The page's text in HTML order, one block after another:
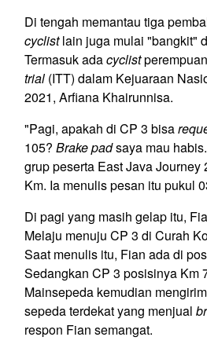
Di tengah memantau tiga
cyclistlain juga mulai "bangkit"
Termasuk adacyclist
trial (ITT) dalam Kejuaraan
2021, Arfiana Khairunnisa.
"Pagi, apakah di CP 3 bisa
105? Brake padsaya mau
grup peserta East Java Journey
Km. Ia menulis pesan itu pukul
Di pagi yang masih gelap itu,
Melaju menuju CP 3 di Curah
Saat menulis itu, Fian ada di
Sedangkan CP 3 posisinya Km
Mainsepeda kemudian
sepeda terdekat yang menjual
respon Fian semangat.